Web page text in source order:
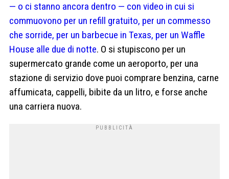
— o ci stanno ancora dentro — con video in cui si
commuovono per un refill gratuito, per un commesso
che sorride, per un barbecue in Texas, per un Waffle
House alle due di notte. O si stupiscono per un
supermercato grande come un aeroporto, per una
stazione di servizio dove puoi comprare benzina, carne
affumicata, cappelli, bibite da un litro, e forse anche
una carriera nuova.